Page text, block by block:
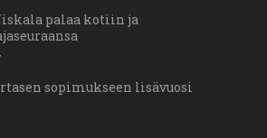
palaa kotiin ja
sopimukseen lisävuosi